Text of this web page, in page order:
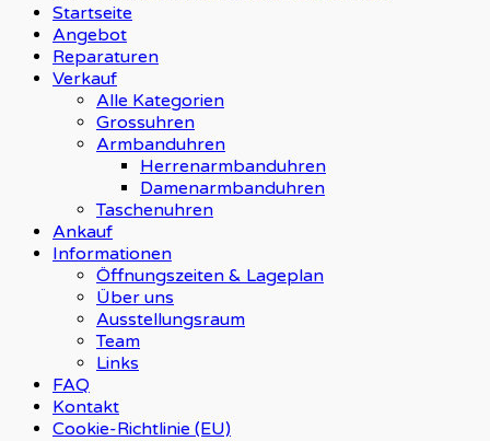
Startseite
Angebot
Reparaturen
Verkauf
Alle Kategorien
Grossuhren
Armbanduhren
Herrenarmbanduhren
Damenarmbanduhren
Taschenuhren
Ankauf
Informationen
Öffnungszeiten & Lageplan
Über uns
Ausstellungsraum
Team
Links
FAQ
Kontakt
Cookie-Richtlinie (EU)